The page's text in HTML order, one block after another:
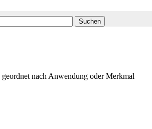
Suchen
geordnet nach Anwendung oder Merkmal